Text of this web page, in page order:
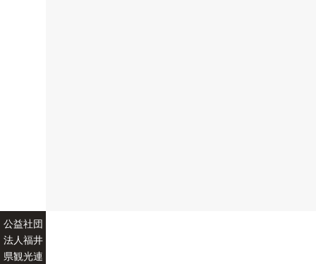
公益社団
法人福井
県観光連